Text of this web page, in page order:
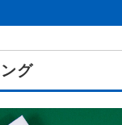
グ